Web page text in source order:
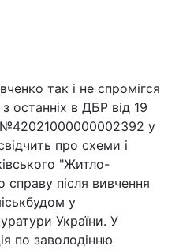
так і не спромігся
останніх в ДБР від 19
у
про схеми і
"Житло-
справу після вивчення
у
України. У
по заволодінню